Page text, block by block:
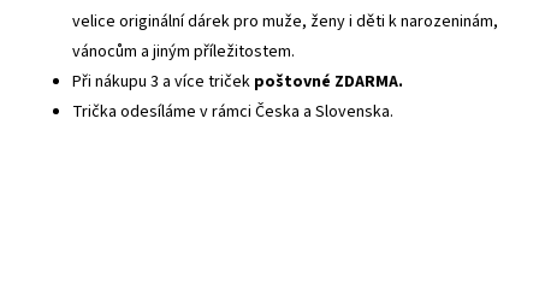
velice originální dárek pro muže, ženy i děti k narozeninám,
vánocům a jiným příležitostem.
Při nákupu 3 a více triček poštovné ZDARMA.
Trička odesíláme v rámci Česka a Slovenska.